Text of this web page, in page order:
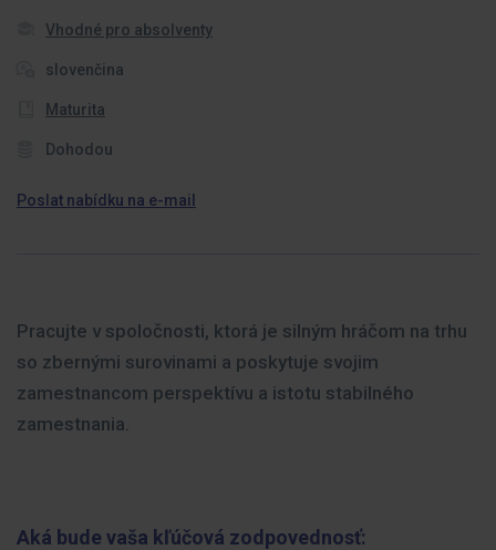
Vhodné pro absolventy
slovenčina
Maturita
Dohodou
Poslat nabídku na e-mail
Pracujte v spoločnosti, ktorá je silným hráčom na trhu
so zbernými surovinami a poskytuje svojim
zamestnancom perspektívu a istotu stabilného
zamestnania.
Aká bude vaša kľúčová zodpovednosť: